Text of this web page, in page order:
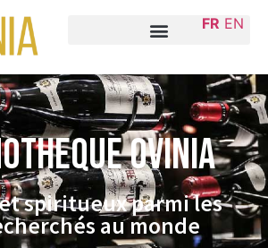
FR EN
Ovinia
spiritueux parmi les
au monde